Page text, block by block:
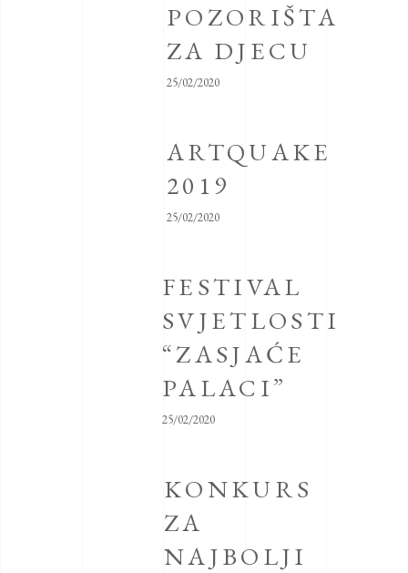
POZORIŠTA
ZA DJECU
25/02/2020
ARTQUAKE
2019
25/02/2020
FESTIVAL
SVJETLOSTI
“ZASJAĆE
PALACI”
25/02/2020
KONKURS
ZA
NAJBOLJI